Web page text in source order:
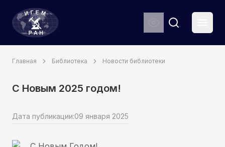
ИГЕМ РАН
Search
Главная Библиотека Новости библиотеки
С Новым 2025 годом!
Дата публикации:09 января 2025